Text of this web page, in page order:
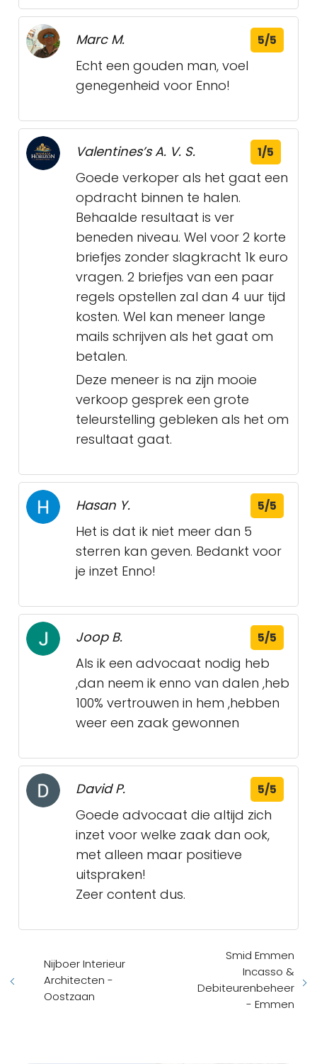
Marc M. 5/5
Echt een gouden man, voel
genegenheid voor Enno!
Valentines’s A. V. S. 1/5
Goede verkoper als het gaat een
opdracht binnen te halen.
Behaalde resultaat is ver
beneden niveau. Wel voor 2 korte
briefjes zonder slagkracht 1k euro
vragen. 2 briefjes van een paar
regels opstellen zal dan 4 uur tijd
kosten. Wel kan meneer lange
mails schrijven als het gaat om
betalen.
Deze meneer is na zijn mooie
verkoop gesprek een grote
teleurstelling gebleken als het om
resultaat gaat.
Hasan Y. 5/5
Het is dat ik niet meer dan 5
sterren kan geven. Bedankt voor
je inzet Enno!
Joop B. 5/5
Als ik een advocaat nodig heb
,dan neem ik enno van dalen ,heb
100% vertrouwen in hem ,hebben
weer een zaak gewonnen
David P. 5/5
Goede advocaat die altijd zich
inzet voor welke zaak dan ook,
met alleen maar positieve
uitspraken!
Zeer content dus.
Nijboer Interieur
Architecten -
Oostzaan
Smid Emmen
Incasso &
Debiteurenbeheer
- Emmen